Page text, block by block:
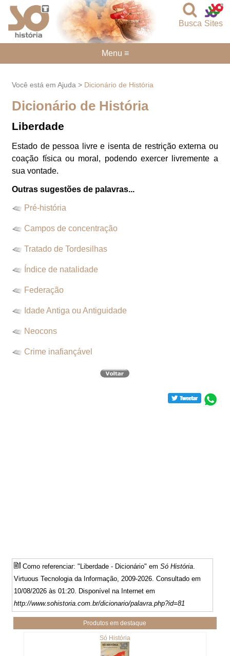
Sites
Busca
Você está em Ajuda > Dicionário de História
Dicionário de História
Liberdade
Estado de pessoa livre e isenta de restrição externa ou
coação física ou moral, podendo exercer livremente a
sua vontade.
Outras sugestões de palavras...
Pré-história
Campos de concentração
Tratado de Tordesilhas
Índice de natalidade
Federação
Idade Antiga ou Antiguidade
Neocons
Crime inafiançável
Como referenciar: "Liberdade - Dicionário" emSó História.
Virtuous Tecnologia da Informação, 2009-2026. Consultado em
10/08/2026 às 01:20. Disponível na Internet em
http://www.sohistoria.com.br/dicionario/palavra.php?id=81
Produtos em destaque
Só História